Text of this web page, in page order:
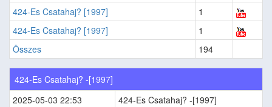
424-Es Csatahaj? [1997]
1
424-Es Csatahaj? [1997]
1
Összes
194
424-Es Csatahaj? -[1997]
2025-05-03 22:53
424-Es Csatahaj? -[1997]